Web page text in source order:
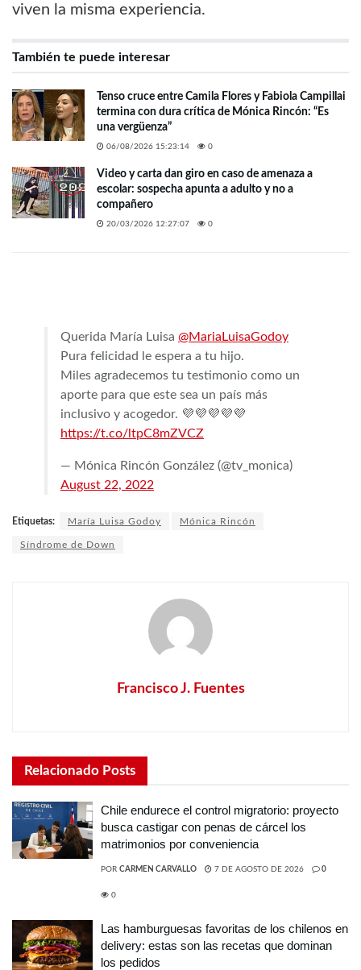
viven la misma experiencia.
También te puede interesar
Tenso cruce entre Camila Flores y Fabiola Campillai
termina con dura crítica de Mónica Rincón: “Es
una vergüenza”
06/08/2026 15:23:14 0
Video y carta dan giro en caso de amenaza a
escolar: sospecha apunta a adulto y no a
compañero
20/03/2026 12:27:07 0
Querida María Luisa @MariaLuisaGodoy
Pura felicidad le espera a tu hijo.
Miles agradecemos tu testimonio como un
aporte para que este sea un país más
inclusivo y acogedor. 💜💜💜💜💜
https://t.co/ltpC8mZVCZ
— Mónica Rincón González (@tv_monica)
August 22, 2022
Etiquetas: María Luisa Godoy Mónica Rincón
Síndrome de Down
Francisco J. Fuentes
Relacionado Posts
Chile endurece el control migratorio: proyecto
busca castigar con penas de cárcel los
matrimonios por conveniencia
POR CARMEN CARVALLO 7 DE AGOSTO DE 2026 0
0
Las hamburguesas favoritas de los chilenos en
delivery: estas son las recetas que dominan
los pedidos